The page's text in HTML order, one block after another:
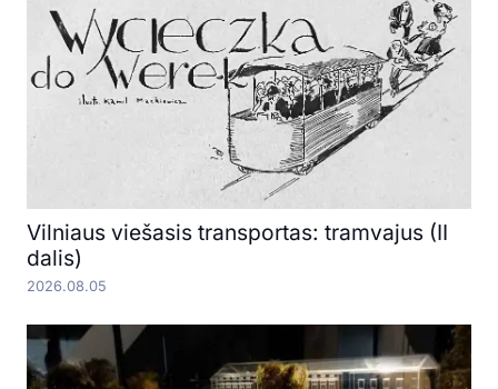
Vilniaus viešasis transportas: tramvajus (II
dalis)
2026.08.05